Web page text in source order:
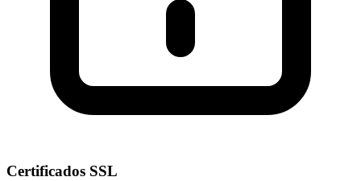
Certificados SSL